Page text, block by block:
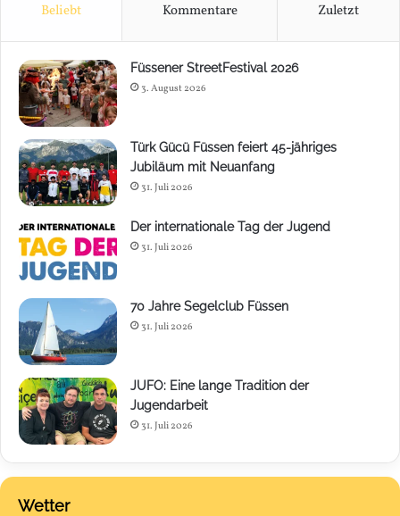
Beliebt Kommentare Zuletzt
Füssener StreetFestival 2026
3. August 2026
Türk Gücü Füssen feiert 45-jähriges
Jubiläum mit Neuanfang
31. Juli 2026
Der internationale Tag der Jugend
31. Juli 2026
70 Jahre Segelclub Füssen
31. Juli 2026
JUFO: Eine lange Tradition der
Jugendarbeit
31. Juli 2026
Wetter